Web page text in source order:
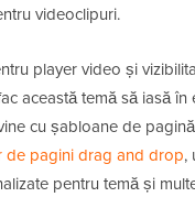
videoclipuri.
player video și
această temă să iasă în
cu șabloane de
de pagini drag and drop,
pentru temă și